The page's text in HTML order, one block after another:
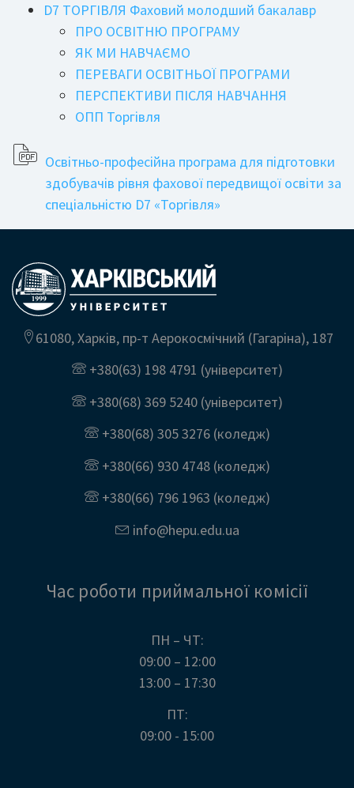
D7 ТОРГІВЛЯ Фаховий молодший бакалавр
ПРО ОСВІТНЮ ПРОГРАМУ
ЯК МИ НАВЧАЄМО
ПЕРЕВАГИ ОСВІТНЬОЇ ПРОГРАМИ
ПЕРСПЕКТИВИ ПІСЛЯ НАВЧАННЯ
ОПП Торгівля
Освітньо-професійна програма для підготовки
здобувачів рівня фахової передвищої освіти за
спеціальністю D7 «Торгівля»
61080, Харків, пр-т Аерокосмічний (Гагаріна), 187
+380(63) 198 4791 (університет)
+380(68) 369 5240(університет)
+380(68) 305 3276(коледж)
+380(66) 930 4748(коледж)
+380(66) 796 1963 (коледж)
info@hepu.edu.ua
Час роботи приймальної комісії
ПН – ЧТ:
09:00 – 12:00
13:00 – 17:30
ПТ:
09:00 - 15:00